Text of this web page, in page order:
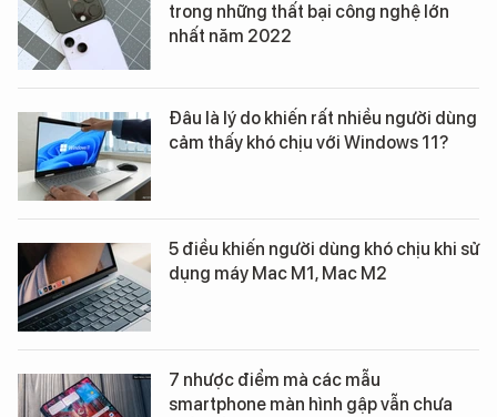
trong những thất bại công nghệ lớn
nhất năm 2022
Đâu là lý do khiến rất nhiều người dùng
cảm thấy khó chịu với Windows 11?
5 điều khiến người dùng khó chịu khi sử
dụng máy Mac M1, Mac M2
7 nhược điểm mà các mẫu
smartphone màn hình gập vẫn chưa